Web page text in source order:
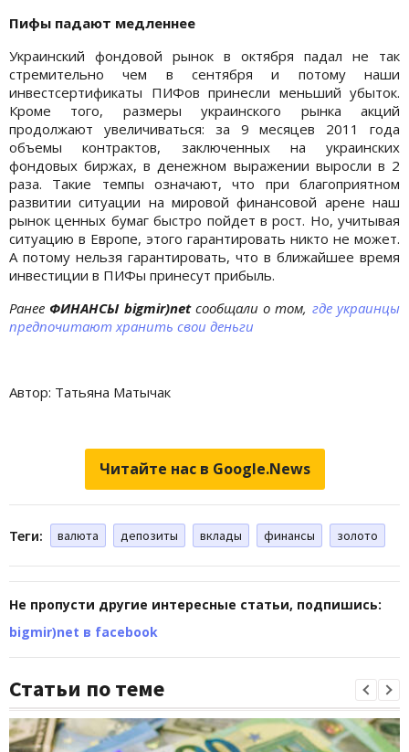
Пифы падают медленнее
Украинский фондовой рынок в октября падал не так
стремительно чем в сентября и потому наши
инвестсертификаты ПИФов принесли меньший убыток.
Кроме того, размеры украинского рынка акций
продолжают увеличиваться: за 9 месяцев 2011 года
объемы контрактов, заключенных на украинских
фондовых биржах, в денежном выражении выросли в 2
раза. Такие темпы означают, что при благоприятном
развитии ситуации на мировой финансовой арене наш
рынок ценных бумаг быстро пойдет в рост. Но, учитывая
ситуацию в Европе, этого гарантировать никто не может.
А потому нельзя гарантировать, что в ближайшее время
инвестиции в ПИФы принесут прибыль.
Ранее ФИНАНСЫ bigmir)net сообщали о том, где украинцы
предпочитают хранить свои деньги
Автор: Татьяна Матычак
Читайте нас в Google.News
Теги: валюта депозиты вклады финансы золото
Не пропусти другие интересные статьи, подпишись:
bigmir)net в facebook
Статьи по теме